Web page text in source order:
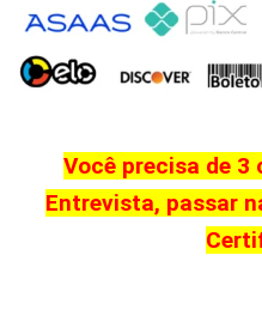
Você precisa de 3
Entrevista, passar